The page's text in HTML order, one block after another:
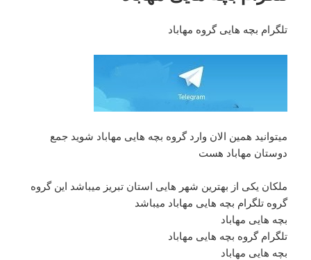
تلگرام بچه هایی گروه مهاباد
میتوانید همین الان وارد گروه بچه هایی مهاباد شوید جمع
دوستان مهاباد هست
ملکان یکی از بهترین شهر هایی استان تبریز میباشد این گروه
گروه تلگرام بچه هایی مهاباد میباشد
بچه هایی مهاباد
تلگرام گروه بچه هایی مهاباد
بچه هایی مهاباد